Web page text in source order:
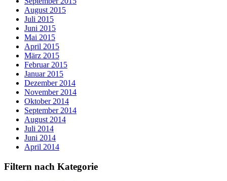
August 2015
Juli 2015
Juni 2015
Mai 2015
April 2015
März 2015
Februar 2015
Januar 2015
Dezember 2014
November 2014
Oktober 2014
September 2014
August 2014
Juli 2014
Juni 2014
April 2014
Filtern nach Kategorie